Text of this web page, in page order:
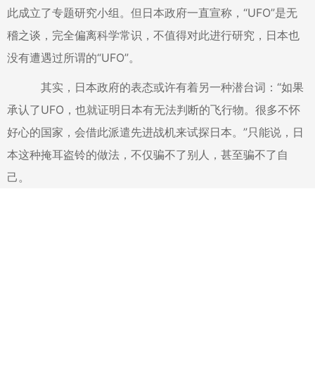
此成立了专题研究小组。但日本政府一直宣称，“UFO”是无
稽之谈，完全偏离科学常识，不值得对此进行研究，日本也
没有遭遇过所谓的“UFO”。
其实，日本政府的表态或许有着另一种潜台词：“如果
承认了UFO，也就证明日本有无法判断的飞行物。很多不怀
好心的国家，会借此派遣先进战机来试探日本。”只能说，日
本这种掩耳盗铃的做法，不仅骗不了别人，甚至骗不了自
己。